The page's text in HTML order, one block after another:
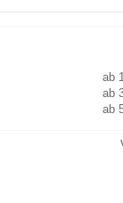
ab
ab
ab